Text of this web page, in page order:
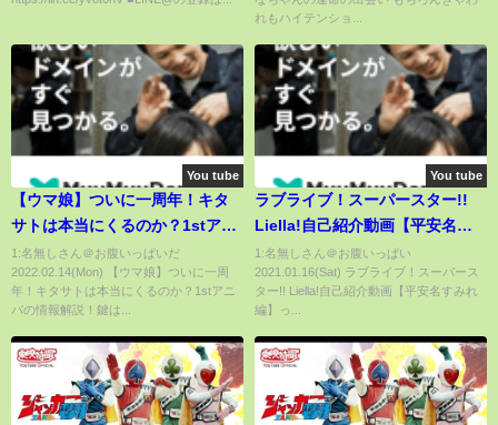
れもハイテンショ...
You tube
【ウマ娘】ついに一周年！キタ
サトは本当にくるのか？1stアニ
バの情報解説！鍵はぱかライブ
TVの出走者にあり？今までの情
報とこれからの予想をまとめま
TV/キタサン】
1:名無しさん＠お腹いっぱいだ
2022.02.14(Mon) 【ウマ娘】ついに一周
年！キタサトは本当にくるのか？1stアニ
バの情報解説！鍵は...
You tube
ラブライブ！スーパースター!!
Liella!自己紹介動画【平安名す
みれ 編】
1:名無しさん＠お腹いっぱい
2021.01.16(Sat) ラブライブ！スーパース
ター!! Liella!自己紹介動画【平安名すみれ
編】っ...